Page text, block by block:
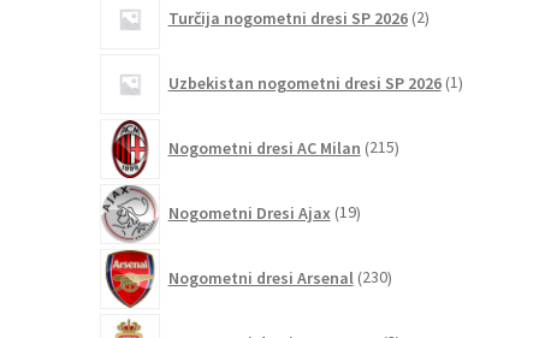
Turčija nogometni dresi SP 2026 2izdelka
Uzbekistan nogometni dresi SP 2026 1izdelek
Nogometni dresi AC Milan 215izdelkov
Nogometni Dresi Ajax 19izdelkov
Nogometni dresi Arsenal 230izdelkov